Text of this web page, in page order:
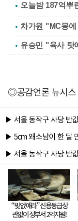
◎공감언론 뉴시스